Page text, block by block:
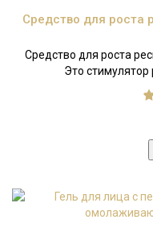
Средство для роста
Средство для роста
Это стимулятор